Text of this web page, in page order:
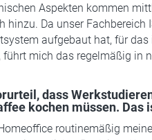
Aspekten kommen
hinzu. Da unser
aufgebaut hat, für
mich das regelmäßig in
dass
kochen müssen. Das
routinemäßig